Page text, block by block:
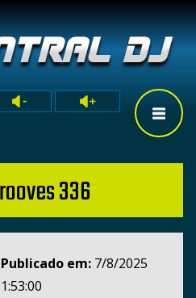
336
Publicado em: 7/8/2025
1:53:00